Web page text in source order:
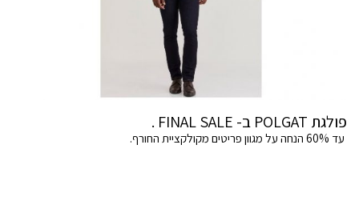
פולגת POLGAT ב- FINAL SALE .
עד 60% הנחה על מגוון פריטים מקולקציית החורף.